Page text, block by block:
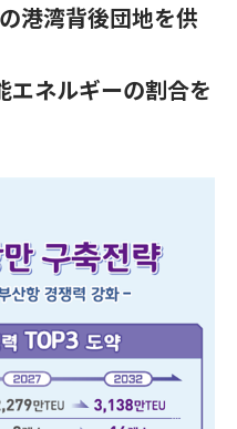
港湾背後団地を供
ネルギーの割合を